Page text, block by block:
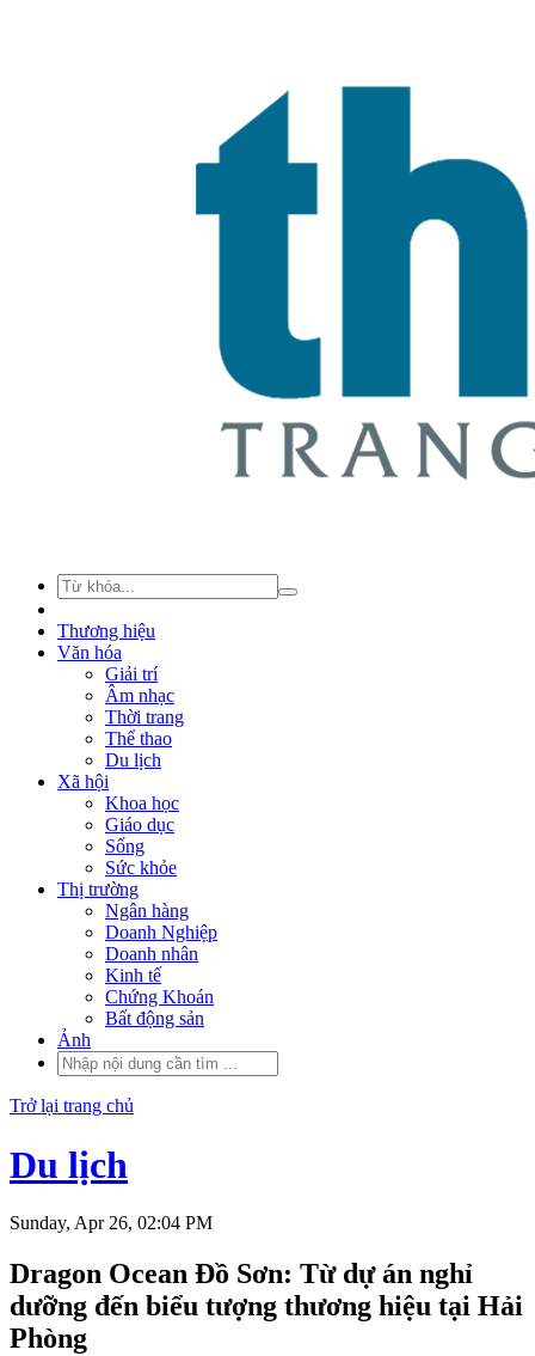
Thương hiệu
Văn hóa
Giải trí
Âm nhạc
Thời trang
Thể thao
Du lịch
Xã hội
Khoa học
Giáo dục
Sống
Sức khỏe
Thị trường
Ngân hàng
Doanh Nghiệp
Doanh nhân
Kinh tế
Chứng Khoán
Bất động sản
Ảnh
Trở lại trang chủ
Du lịch
Sunday, Apr 26, 02:04 PM
Dragon Ocean Đồ Sơn: Từ dự án nghỉ
dưỡng đến biểu tượng thương hiệu tại Hải
Phòng